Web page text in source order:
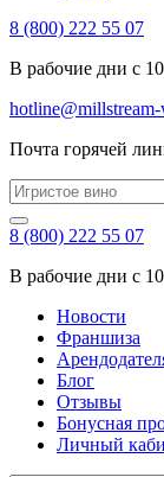
8 (800) 222 55 07
В рабочие дни с
Почта горячей
8 (800) 222 55 07
В рабочие дни с
Новости
Франшиза
Блог
Отзывы
Бонусная
Личный